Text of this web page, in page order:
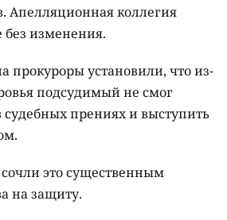
Апелляционная коллегия
изменения.
прокуроры установили, что из-
подсудимый не смог
судебных прениях и выступить
это существенным
на защиту.